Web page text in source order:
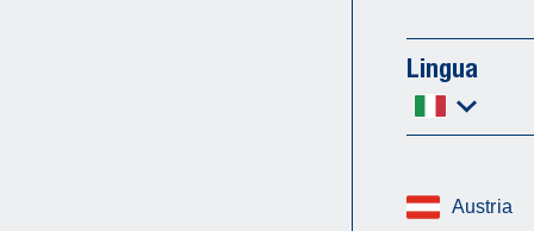
Austria
Lingua